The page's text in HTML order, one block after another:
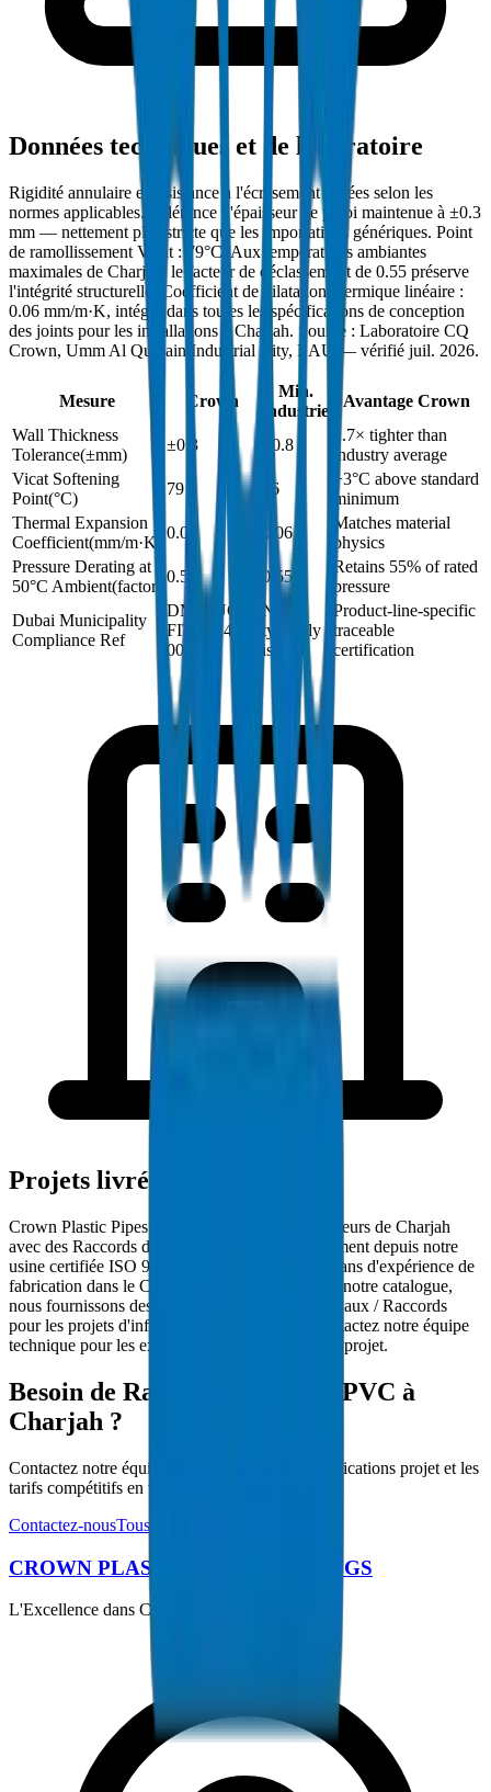
Données techniques et de laboratoire
Rigidité annulaire et résistance à l'écrasement testées selon les
normes applicables. Tolérance d'épaisseur de paroi maintenue à ±0.3
mm — nettement plus stricte que les importations génériques. Point
de ramollissement Vicat : 79°C. Aux températures ambiantes
maximales de Charjah, le facteur de déclassement de 0.55 préserve
l'intégrité structurelle. Coefficient de dilatation thermique linéaire :
0.06 mm/m·K, intégré dans toutes les spécifications de conception
des joints pour les installations à Charjah. Source : Laboratoire CQ
Crown, Umm Al Quwain Industrial City, EAU — vérifié juil. 2026.
Mesure Crown
Min.
industrie
Avantage Crown
Wall Thickness
Tolerance(±mm)
±0.3 ±0.8
2.7× tighter than
industry average
Vicat Softening
Point(°C)
79 76
+3°C above standard
minimum
Thermal Expansion
Coefficient(mm/m·K
0.06 0.06
Matches material
physics
Pressure Derating at
50°C Ambient(factor
0.55 0.55
Retains 55% of rated
pressure
Dubai Municipality
Compliance Ref
DM-DUCT-
FIT-2024-
001
Not
typically
issued
Product-line-specific
traceable
certification
Projets livrés à Charjah
Crown Plastic Pipes approvisionne les entrepreneurs de Charjah
avec des Raccords de Gaine PVC livrés directement depuis notre
usine certifiée ISO 9001:2015. Avec plus de 30 ans d'expérience de
fabrication dans le CCG et 5000+ produits dans notre catalogue,
nous fournissons des solutions complètes de Tuyaux / Raccords
pour les projets d'infrastructure de Charjah. Contactez notre équipe
technique pour les exigences spécifiques à votre projet.
Besoin de Raccords de Gaine PVC à
Charjah ?
Contactez notre équipe technique pour les spécifications projet et les
tarifs compétitifs en volume.
Contactez-nousTous les produits
CROWN PLASTIC PIPES / FITTINGS
L'Excellence dans Chaque Tuyau